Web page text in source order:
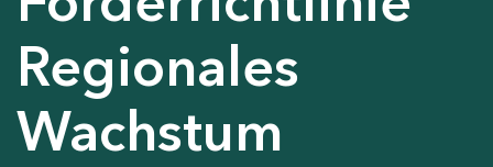
Regionales
Wachstum